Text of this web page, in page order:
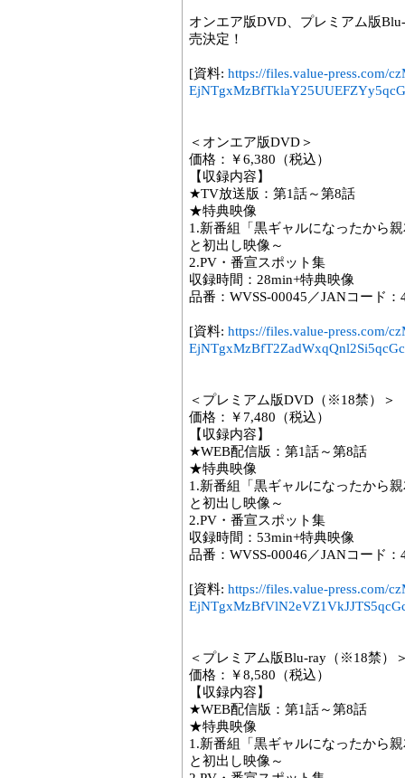
オンエア版DVD、プレミアム版
売決定！
[資料: https://files.value-press.com/
＜オンエア版DVD＞
価格：￥6,380（税込）
【収録内容】
★TV放送版：第1話～第8話
★特典映像
1.新番組「黒ギャルになったから
と初出し映像～
2.PV・番宣スポット集
収録時間：28min+特典映像
品番：WVSS-00045／JANコード：
[資料: https://files.value-press.com/
＜プレミアム版DVD（※18禁）＞
価格：￥7,480（税込）
【収録内容】
★WEB配信版：第1話～第8話
★特典映像
1.新番組「黒ギャルになったから
と初出し映像～
2.PV・番宣スポット集
収録時間：53min+特典映像
品番：WVSS-00046／JANコード：
[資料: https://files.value-press.com/
＜プレミアム版Blu-ray（※18禁）
価格：￥8,580（税込）
【収録内容】
★WEB配信版：第1話～第8話
★特典映像
1.新番組「黒ギャルになったから
と初出し映像～